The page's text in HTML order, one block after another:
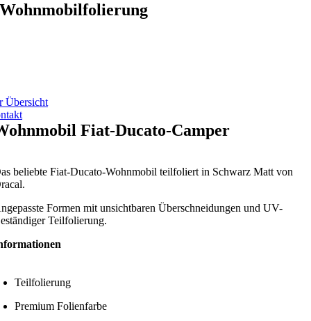
Wohnmobilfolierung
Übersicht
Fiat-Ducato-Camper
beliebte Fiat-Ducato-Wohnmobil teilfoliert in Schwarz Matt von
Formen mit unsichtbaren Überschneidungen und UV-
Teilfolierung.
Teilfolierung
Premium Folienfarbe